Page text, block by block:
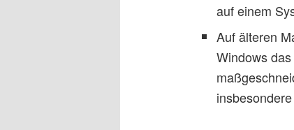
auf einem
Auf älteren
Windows